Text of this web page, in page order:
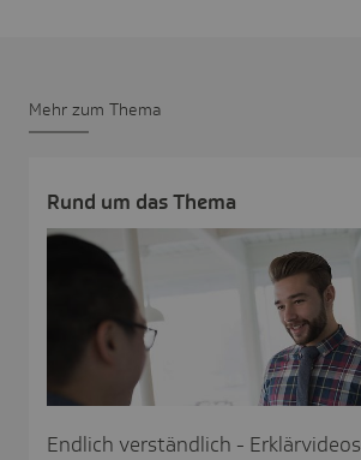
Mehr zum Thema
Rund um das Thema
Endlich verständlich - Erklärvideos